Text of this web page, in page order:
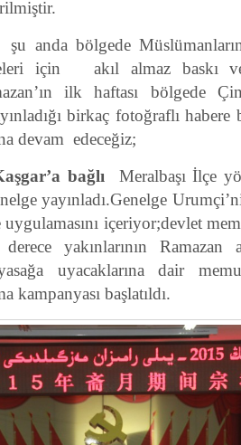
anda bölgede
için akıl almaz baskı
ilk haftası bölgede
birkaç fotoğraflı
devam edeceğiz;
bağlı Meralbaşı İlçe
yayınladı.Genelge
içeriyor;devlet
yakınlarının Ramazan
uyacaklarına dair
kampanyası başlatıldı.